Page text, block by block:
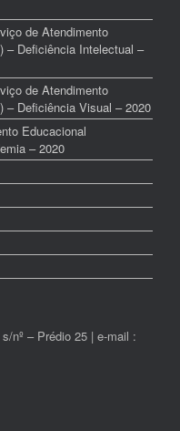
de Atendimento
– Deficiência Intelectual –
de Atendimento
– Deficiência Visual – 2020
Educacional
– 2020
nº – Prédio 25 | e-mail :